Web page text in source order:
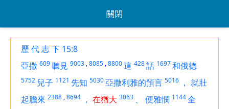
關閉
歷 代 志 下 15:8
亞撒 609聽見 9003 ,8085 ,8800這 428話 1697和俄德
5752 兒子 1121 先知 5030亞撒利雅的預言 5016 ， 就壯
起膽來 2388 ,8694 ， 在猶大 3063 、 便雅憫 1144全